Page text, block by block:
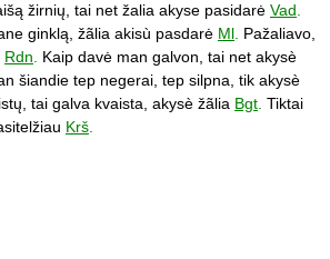
žirnių, tai net žalia akyse pasidarė Vad.
ginklą, žãlia akisù pasdarė Ml. Pažaliavo,
Rdn. Kaip davė man galvon, tai net akysè
šiandie tep negerai, tep silpna, tik akysè
tai galva kvaista, akysè žãlia Bgt. Tiktai
Krš.